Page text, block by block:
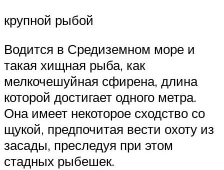
крупной рыбой
Водится в Средиземном море и
такая хищная рыба, как
мелкочешуйная сфирена, длина
которой достигает одного метра.
Она имеет некоторое сходство со
щукой, предпочитая вести охоту из
засады, преследуя при этом
стадных рыбешек.